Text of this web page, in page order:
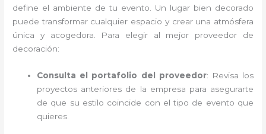
define el ambiente de tu evento. Un lugar bien decorado
puede transformar cualquier espacio y crear una atmósfera
única y acogedora. Para elegir al mejor proveedor de
decoración:
Consulta el portafolio del proveedor: Revisa los
proyectos anteriores de la empresa para asegurarte
de que su estilo coincide con el tipo de evento que
quieres.